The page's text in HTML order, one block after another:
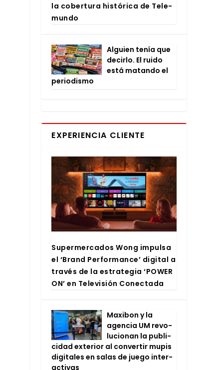
la cober­tu­ra his­tó­ri­ca de Tele­
mun­do
Alguien tenía que
decir­lo. El rui­do
está matan­do el
perio­dis­mo
EXPERIENCIA CLIENTE
Super­mer­ca­dos Wong impul­sa
el ‘Brand Per­for­man­ce’ digi­tal a
tra­vés de la estra­te­gia ‘POWER
ON’ en Tele­vi­sión Conec­ta­da
Maxi­bon y la
agen­cia UM revo­
lu­cio­nan la publi­
ci­dad exte­rior al con­ver­tir mupis
digi­ta­les en salas de jue­go inter­
ac­ti­vas